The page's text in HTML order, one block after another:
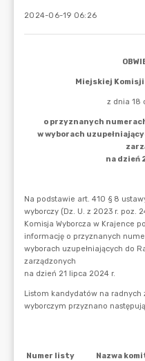
2024-06-19 06:26